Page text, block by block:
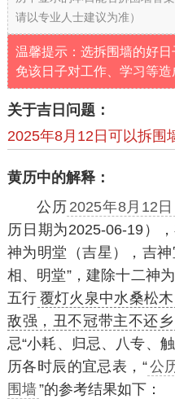
请以专业人士建议为准）
温馨提示：选拆围墙的好
免该日子对工作、学习等造
关于吉日问题：
2025年8月12日可以拆围
黄历中的解释：
公历 2025年8月12日
历日期为2025-06-19）
神为明堂（吉星），吉
相、明堂”，建除十二神
五行 覆灯火泉中水桑松木
敌强，丑不冠带主不还乡
忌“小耗、归忌、八专、
历各时辰的宜忌表，“公
围墙”的参考结果如下：